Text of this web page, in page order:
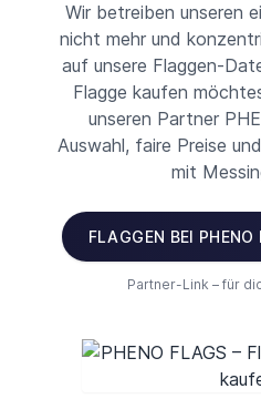
Wir betreiben unseren
nicht mehr und
auf unsere Flaggen-
Flagge kaufen
unseren Partner
Auswahl, faire Preise
mit
FLAGGEN BEI PHENO
Partner-Link – für